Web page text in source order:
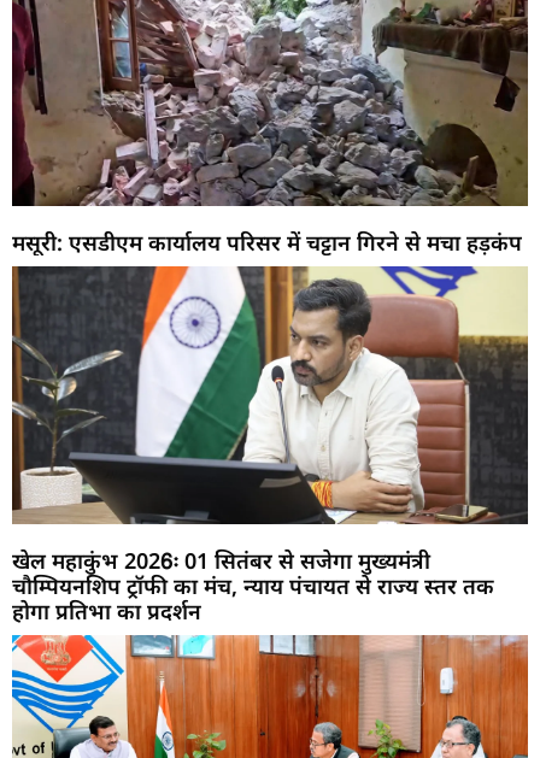
मसूरी: एसडीएम कार्यालय परिसर में चट्टान गिरने से मचा हड़कंप
खेल महाकुंभ 2026ः 01 सितंबर से सजेगा मुख्यमंत्री
चौम्पियनशिप ट्रॉफी का मंच, न्याय पंचायत से राज्य स्तर तक
होगा प्रतिभा का प्रदर्शन